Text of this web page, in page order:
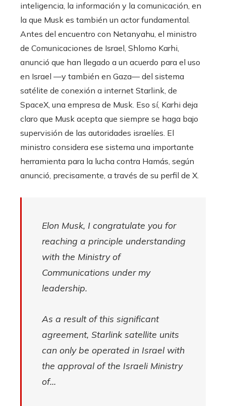
inteligencia, la información y la comunicación, en
la que Musk es también un actor fundamental.
Antes del encuentro con Netanyahu, el ministro
de Comunicaciones de Israel, Shlomo Karhi,
anunció que han llegado a un acuerdo para el uso
en Israel —y también en Gaza— del sistema
satélite de conexión a internet Starlink, de
SpaceX, una empresa de Musk. Eso sí, Karhi deja
claro que Musk acepta que siempre se haga bajo
supervisión de las autoridades israelíes. El
ministro considera ese sistema una importante
herramienta para la lucha contra Hamás, según
anunció, precisamente, a través de su perfil de X.
Elon Musk, I congratulate you for
reaching a principle understanding
with the Ministry of
Communications under my
leadership.
As a result of this significant
agreement, Starlink satellite units
can only be operated in Israel with
the approval of the Israeli Ministry
of…